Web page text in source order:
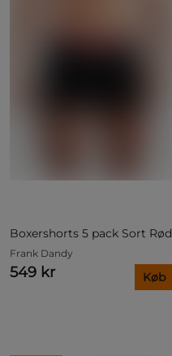
Boxershorts 5 pack Sort Rød
Frank Dandy
549 kr Køb